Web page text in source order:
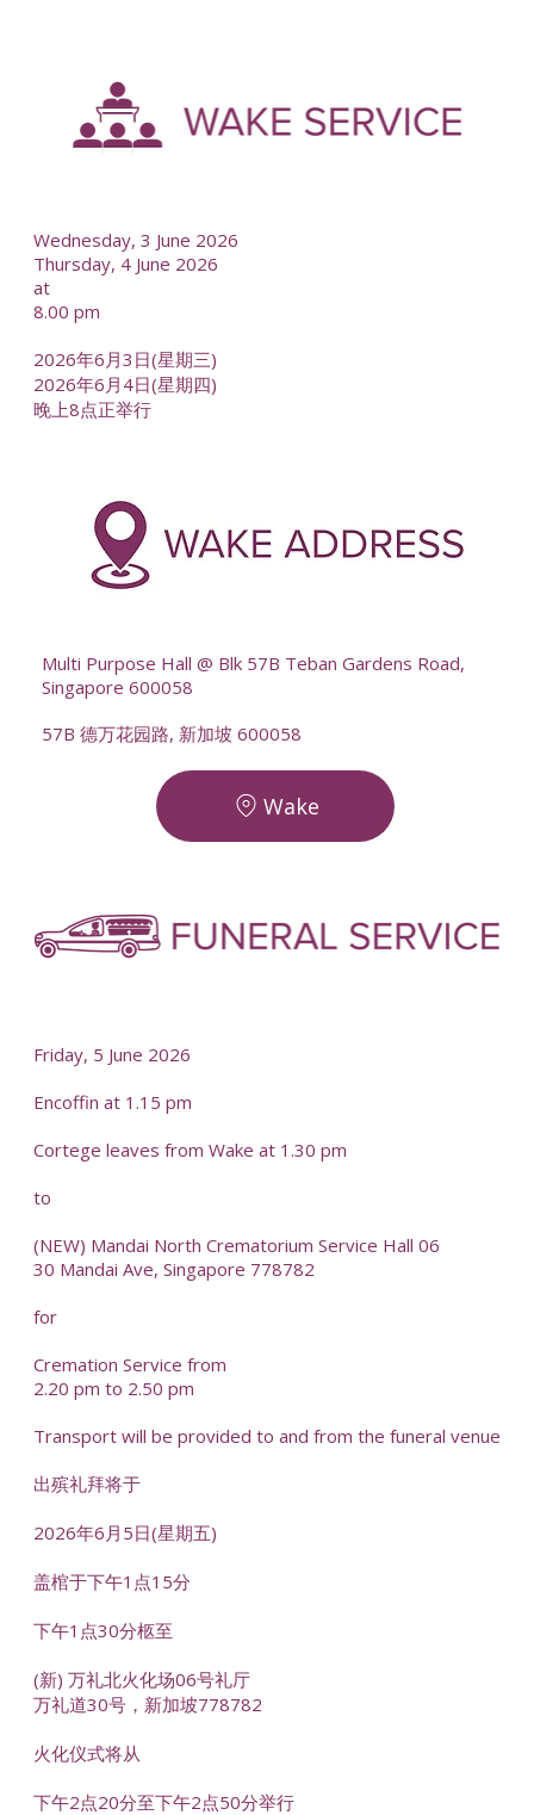
Wednesday, 3 June 2026
Thursday, 4 June 2026
at
8.00 pm
2026年6月3日(星期三)
2026年6月4日(星期四)
晚上8点正举行
Multi Purpose Hall @ Blk 57B Teban Gardens Road,
Singapore 600058
57B 德万花园路, 新加坡 600058
Wake
Friday, 5 June 2026
Encoffin at 1.15 pm
Cortege leaves from Wake at 1.30 pm
to
(NEW) Mandai North Crematorium Service Hall 06
30 Mandai Ave, Singapore 778782
for
Cremation Service from
2.20 pm to 2.50 pm
Transport will be provided to and from the funeral venue
出殡礼拜将于
2026年6月5日(星期五)
盖棺于下午1点15分
下午1点30分柩至
(新) 万礼北火化场06号礼厅
万礼道30号，新加坡778782
火化仪式将从
下午2点20分至下午2点50分举行